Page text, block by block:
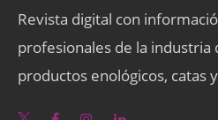
Revista digital con
profesionales de la industria
productos enológicos, catas